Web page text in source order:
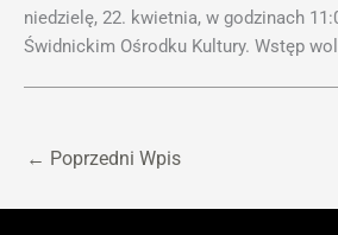
niedzielę, 22. kwietnia, w godzinach
Świdnickim Ośrodku Kultury. Wstęp
← Poprzedni Wpis